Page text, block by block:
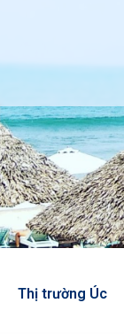
Thị trường Úc